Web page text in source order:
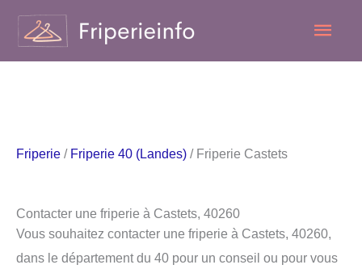
contenu
Friperie / Friperie 40 (Landes) / Friperie Castets
Contacter une friperie à Castets, 40260
Vous souhaitez contacter une friperie à Castets, 40260,
dans le département du 40 pour un conseil ou pour vous